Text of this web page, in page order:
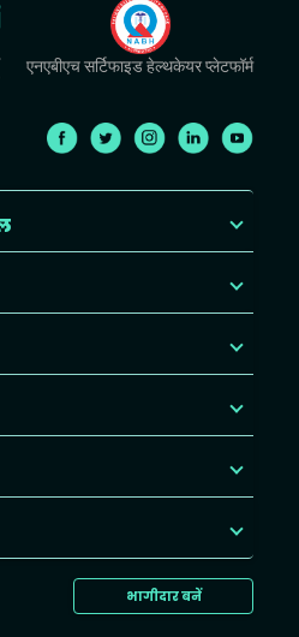
एनएबीएच सर्टिफाइड हेल्थकेयर प्लेटफॉर्म
भागीदार बनें